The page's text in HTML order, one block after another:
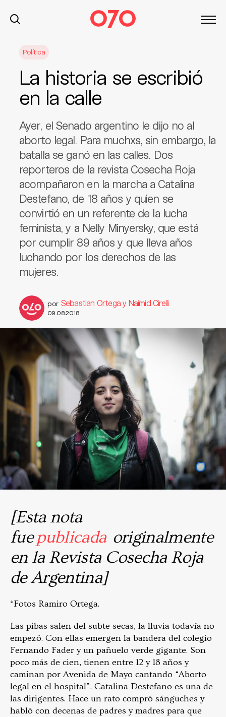
Política
La historia se escribió
en la calle
Ayer, el Senado argentino le dijo no al
aborto legal. Para muchxs, sin embargo, la
batalla se ganó en las calles. Dos
reporteros de la revista Cosecha Roja
acompañaron en la marcha a Catalina
Destefano, de 18 años y quien se
convirtió en un referente de la lucha
feminista, y a Nelly Minyersky, que está
por cumplir 89 años y que lleva años
luchando por los derechos de las
mujeres.
por Sebastian Ortega y Naimid Cirelli
09.08.2018
[Esta nota
fuepublicada originalmente
en la Revista Cosecha Roja
de Argentina]
*Fotos Ramiro Ortega.
Las pibas salen del subte secas, la lluvia todavía no
empezó. Con ellas emergen la bandera del colegio
Fernando Fader y un pañuelo verde gigante. Son
poco más de cien, tienen entre 12 y 18 años y
caminan por Avenida de Mayo cantando “Aborto
legal en el hospital”. Catalina Destefano es una de
las dirigentes. Hace un rato compró sánguches y
habló con decenas de padres y madres para que